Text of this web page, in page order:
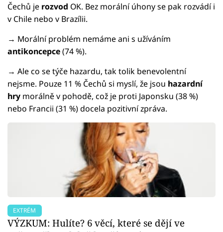
Čechů je rozvod OK. Bez morální úhony se pak rozvádí i
v Chile nebo v Brazílii.
→ Morální problém nemáme ani s užíváním
antikoncepce(74 %).
→ Ale co se týče hazardu, tak tolik benevolentní
nejsme. Pouze 11 % Čechů si myslí, že jsou hazardní
hry morálně v pohodě, což je proti Japonsku (38 %)
nebo Francii (31 %) docela pozitivní zpráva.
EXTRÉM
VÝZKUM: Hulíte? 6 věcí, které se dějí ve